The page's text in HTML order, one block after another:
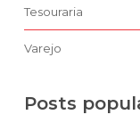
Tesouraria
Varejo
Posts